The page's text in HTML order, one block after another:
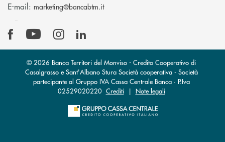
E-mail: marketing@bancabtm.it(si apre l’app di posta elettronica)
© 2026 Banca Territori del Monviso - Credito Cooperativo di
Casalgrasso e Sant'Albano Stura Società cooperativa - Società
partecipante al Gruppo IVA Cassa Centrale Banca · P.Iva
02529020220 Crediti| Note legali